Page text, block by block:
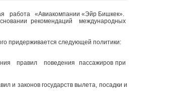
работа «Авиакомпании «Эйр Бишкек».
рекомендаций международных
придерживается следующей политики:
правил поведения пассажиров при
и законов государств вылета, посадки и